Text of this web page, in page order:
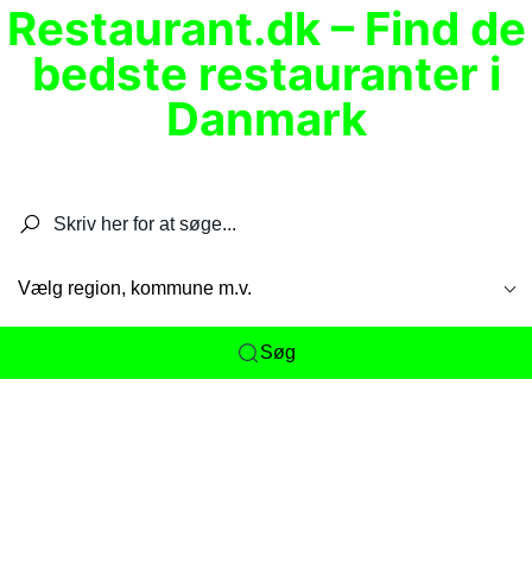
Restaurant.dk – Find de
bedste restauranter i
Danmark
Vælg region, kommune m.v.
Søg